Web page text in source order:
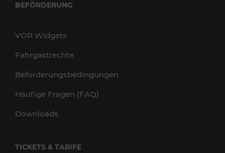
BEFÖRDERUNG
VOR Widgets
Fahrgastrechte
Beförderungsbedingungen
Häufige Fragen (FAQ)
Downloads
TICKETS & TARIFE